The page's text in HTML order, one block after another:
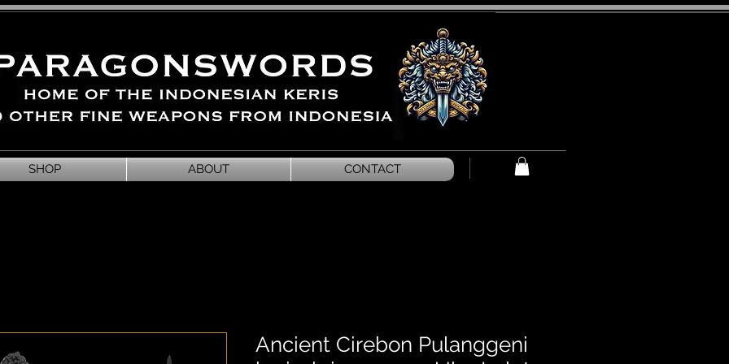
SHOP ABOUT CONTACT
Ancient Cirebon Pulanggeni